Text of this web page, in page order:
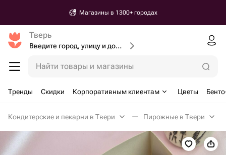
Магазины в 1300+ городах
Тверь
Введите город, улицу и дом доставки
Найти товары и магазины
Тренды Скидки Корпоративным клиентам Цветы
Кондитерские и пекарни в Твери Пирожные в Твери